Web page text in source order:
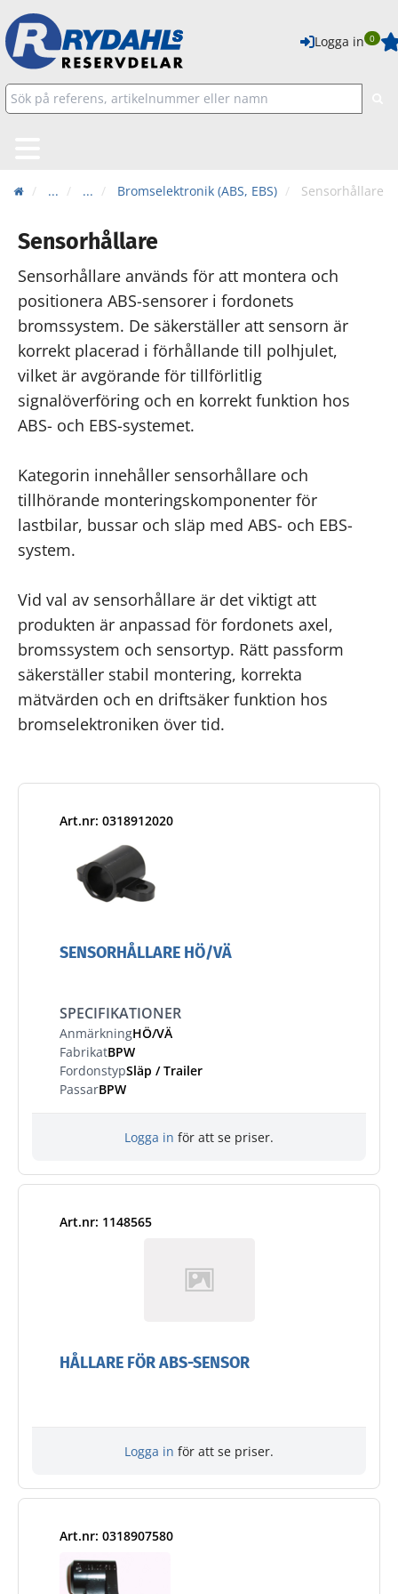
Logga in 0
... ... Bromselektronik (ABS, EBS) Sensorhållare
Sensorhållare
Sensorhållare används för att montera och
positionera ABS-sensorer i fordonets
bromssystem. De säkerställer att sensorn är
korrekt placerad i förhållande till polhjulet,
vilket är avgörande för tillförlitlig
signalöverföring och en korrekt funktion hos
ABS- och EBS-systemet.
Kategorin innehåller sensorhållare och
tillhörande monteringskomponenter för
lastbilar, bussar och släp med ABS- och EBS-
system.
Vid val av sensorhållare är det viktigt att
produkten är anpassad för fordonets axel,
bromssystem och sensortyp. Rätt passform
säkerställer stabil montering, korrekta
mätvärden och en driftsäker funktion hos
bromselektroniken över tid.
Art.nr: 0318912020
SENSORHÅLLARE HÖ/VÄ
SPECIFIKATIONER
AnmärkningHÖ/VÄ
FabrikatBPW
FordonstypSläp / Trailer
PassarBPW
Logga in för att se priser.
Art.nr: 1148565
HÅLLARE FÖR ABS-SENSOR
Logga in för att se priser.
Art.nr: 0318907580